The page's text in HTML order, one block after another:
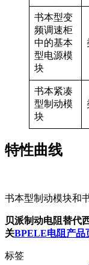
书本型变
频调速柜
中的基本
型电源模
块
书本紧凑
型制动模
块
特性曲线
书本型制动模块和
贝派制动电阻替代
关BPELE电阻产品
标签